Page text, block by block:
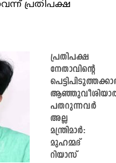
പ്രതിപക്ഷ
പ്രതിപക്ഷ
നേതാവിന്റെ
പതറുന്നവർ
അല്ല
മന്ത്രിമാർ:
മുഹമ്മദ്
റിയാസ്